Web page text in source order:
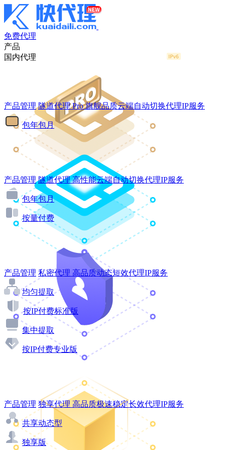
免费代理
产品
国内代理
产品管理 隧道代理Pro 旗舰品质云端自动切换代理IP服务
包年包月
产品管理 隧道代理 高性能云端自动切换代理IP服务
包年包月
按量付费
产品管理 私密代理 高品质动态短效代理IP服务
均匀提取
按IP付费标准版
集中提取
按IP付费专业版
产品管理 独享代理 高品质极速稳定长效代理IP服务
共享动态型
独享版